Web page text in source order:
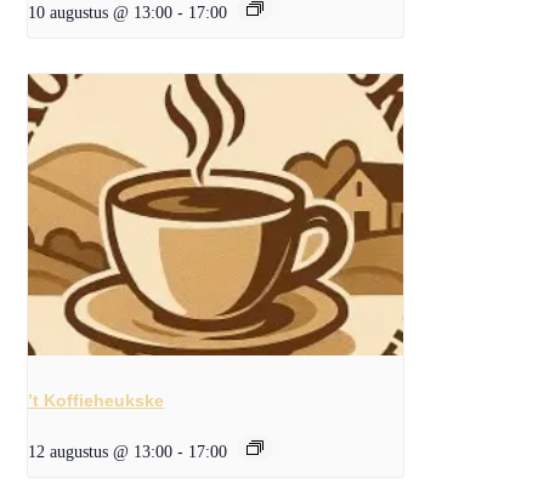
10 augustus @ 13:00 - 17:00
’t Koffieheukske
12 augustus @ 13:00 - 17:00